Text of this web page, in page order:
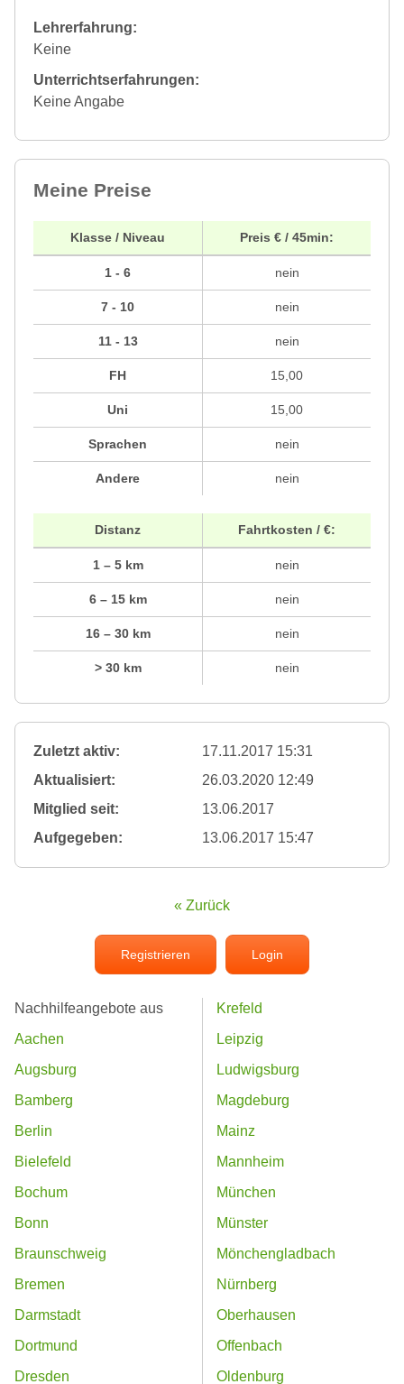
Lehrerfahrung:
Keine
Unterrichtserfahrungen:
Keine Angabe
Meine Preise
Klasse / Niveau
1 - 6
7 - 10
11 - 13
FH
Uni
Sprachen
Andere
Preis € / 45min:
nein
nein
nein
15,00
15,00
nein
nein
Distanz
1 – 5 km
6 – 15 km
16 – 30 km
> 30 km
Fahrtkosten / €:
nein
nein
nein
nein
Zuletzt aktiv:
17.11.2017 15:31
Aktualisiert:
26.03.2020 12:49
Mitglied seit:
13.06.2017
Aufgegeben:
13.06.2017 15:47
« Zurück
Registrieren Login
Nachhilfeangebote aus
Aachen
Augsburg
Bamberg
Berlin
Bielefeld
Bochum
Bonn
Braunschweig
Bremen
Darmstadt
Dortmund
Dresden
Krefeld
Leipzig
Ludwigsburg
Magdeburg
Mainz
Mannheim
München
Münster
Mönchengladbach
Nürnberg
Oberhausen
Offenbach
Oldenburg